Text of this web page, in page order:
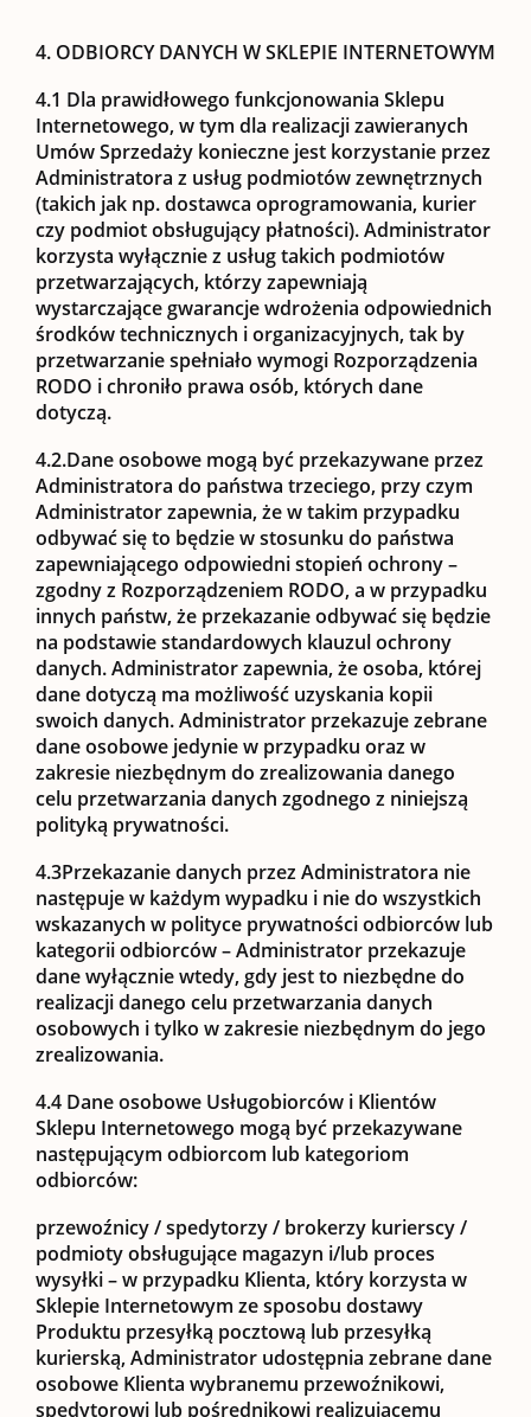
4. ODBIORCY DANYCH W SKLEPIE INTERNETOWYM
4.1 Dla prawidłowego funkcjonowania Sklepu
Internetowego, w tym dla realizacji zawieranych
Umów Sprzedaży konieczne jest korzystanie przez
Administratora z usług podmiotów zewnętrznych
(takich jak np. dostawca oprogramowania, kurier
czy podmiot obsługujący płatności). Administrator
korzysta wyłącznie z usług takich podmiotów
przetwarzających, którzy zapewniają
wystarczające gwarancje wdrożenia odpowiednich
środków technicznych i organizacyjnych, tak by
przetwarzanie spełniało wymogi Rozporządzenia
RODO i chroniło prawa osób, których dane
dotyczą.
4.2.Dane osobowe mogą być przekazywane przez
Administratora do państwa trzeciego, przy czym
Administrator zapewnia, że w takim przypadku
odbywać się to będzie w stosunku do państwa
zapewniającego odpowiedni stopień ochrony –
zgodny z Rozporządzeniem RODO, a w przypadku
innych państw, że przekazanie odbywać się będzie
na podstawie standardowych klauzul ochrony
danych. Administrator zapewnia, że osoba, której
dane dotyczą ma możliwość uzyskania kopii
swoich danych. Administrator przekazuje zebrane
dane osobowe jedynie w przypadku oraz w
zakresie niezbędnym do zrealizowania danego
celu przetwarzania danych zgodnego z niniejszą
polityką prywatności.
4.3Przekazanie danych przez Administratora nie
następuje w każdym wypadku i nie do wszystkich
wskazanych w polityce prywatności odbiorców lub
kategorii odbiorców – Administrator przekazuje
dane wyłącznie wtedy, gdy jest to niezbędne do
realizacji danego celu przetwarzania danych
osobowych i tylko w zakresie niezbędnym do jego
zrealizowania.
4.4 Dane osobowe Usługobiorców i Klientów
Sklepu Internetowego mogą być przekazywane
następującym odbiorcom lub kategoriom
odbiorców:
przewoźnicy / spedytorzy / brokerzy kurierscy /
podmioty obsługujące magazyn i/lub proces
wysyłki– w przypadku Klienta, który korzysta w
Sklepie Internetowym ze sposobu dostawy
Produktu przesyłką pocztową lub przesyłką
kurierską, Administrator udostępnia zebrane dane
osobowe Klienta wybranemu przewoźnikowi,
spedytorowi lub pośrednikowi realizującemu